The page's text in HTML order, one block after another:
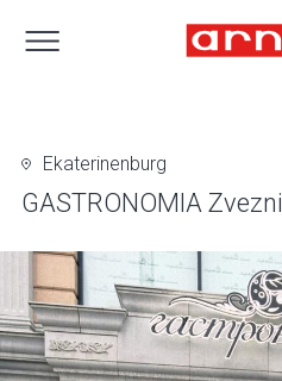
Ekaterinenburg
GASTRONOMIA Zvezni